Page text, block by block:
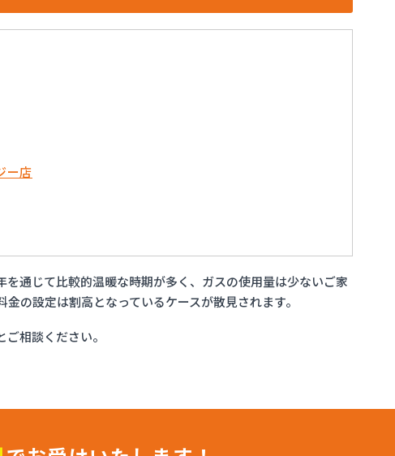
ー店
通じて比較的温暖な時期が多く、ガスの使用量は少ないご家
の設定は割高となっているケースが散見されます。
相談ください。